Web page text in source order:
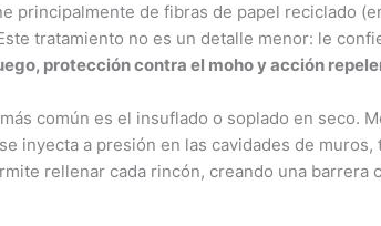
principalmente de fibras de papel reciclado
tratamiento no es un detalle menor: le
protección contra el moho y acción
común es el insuflado o soplado en seco.
inyecta a presión en las cavidades de
rellenar cada rincón, creando una barrera